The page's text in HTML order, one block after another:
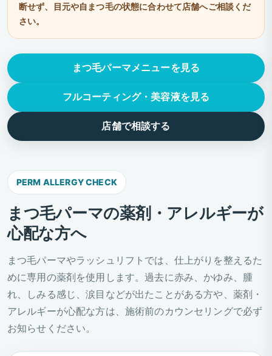
断せず、目元や自まつ毛の状態に合わせて店舗へご相談くだ
さい。
まつ毛パーマメニューを見る
フルコーティング・美容液を見る
店舗で相談する
PERM ALLERGY CHECK
まつ毛パーマの薬剤・アレルギーが
心配な方へ
まつ毛パーマやラッシュリフトでは、仕上がりを整えるた
めに専用の薬剤を使用します。過去に赤み、かゆみ、腫
れ、しみる感じ、涙目などが出たことがある方や、薬剤・
アレルギーが心配な方は、施術前のカウンセリングで必ず
お知らせください。